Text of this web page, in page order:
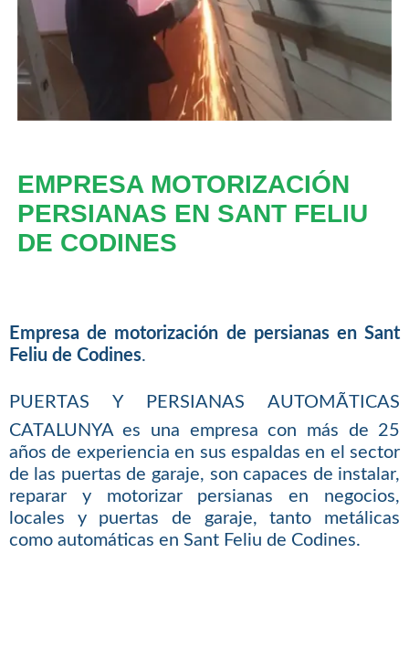
EMPRESA MOTORIZACIÓN
PERSIANAS EN SANT FELIU
DE CODINES
Empresa de motorización de persianas en Sant
Feliu de Codines.
PUERTAS Y PERSIANAS AUTOMÃTICAS
CATALUNYA es una empresa con más de 25
años de experiencia en sus espaldas en el sector
de las puertas de garaje, son capaces de instalar,
reparar y motorizar persianas en negocios,
locales y puertas de garaje, tanto metálicas
como automáticas en Sant Feliu de Codines.